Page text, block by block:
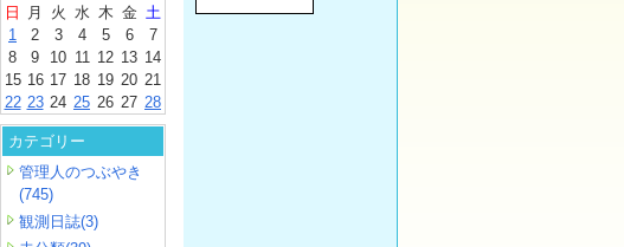
日
月 火 水 木 金 土
1
2 3 4 5 6
7
8
9 10 11 12 13 14
15 16 17 18 19 20 21
22 23 24 25 26 27 28
カテゴリー
管理人のつぶやき
(745)
観測日誌(3)